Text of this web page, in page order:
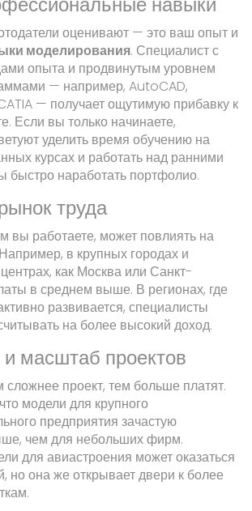
оценивают — это ваш опыт и
моделирования. Специалист с
опыта и продвинутым уровнем
— например, AutoCAD,
— получает ощутимую прибавку к
Если вы только начинаете,
уделить время обучению на
курсах и работать над ранними
быстро наработать портфолио.
труда
вы работаете, может повлиять на
в крупных городах и
как Москва или Санкт-
в среднем выше. В регионах, где
развивается, специалисты
на более высокий доход.
масштаб проектов
сложнее проект, тем больше платят.
модели для крупного
предприятия зачастую
чем для небольших фирм.
для авиастроения может оказаться
но она же открывает двери к более